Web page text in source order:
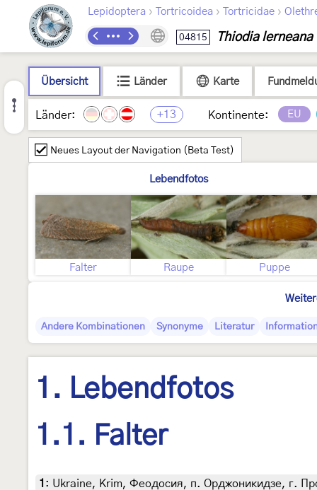
Lepidoptera › Tortricoidea › Tortricidae ›
04815 Thiodia lerneana
Übersicht Länder Karte
Länder: +13 Kontinente: EU
Neues Layout der Navigation (Beta Test)
Lebendfotos
Falter Raupe Puppe
Andere Kombinationen Synonyme Literatur
1. Lebendfotos
1.1. Falter
1 : Ukraine, Krim, Феодосия, п. Орджоникидзе, г.